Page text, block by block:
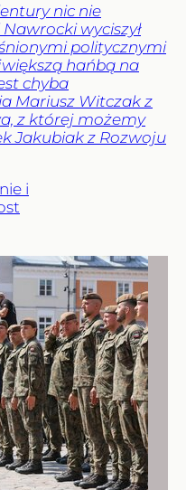
nic nie
wyciszył
politycznymi
hańbą na
chyba
Mariusz Witczak z
z której możemy
Jakubiak z Rozwoju
i